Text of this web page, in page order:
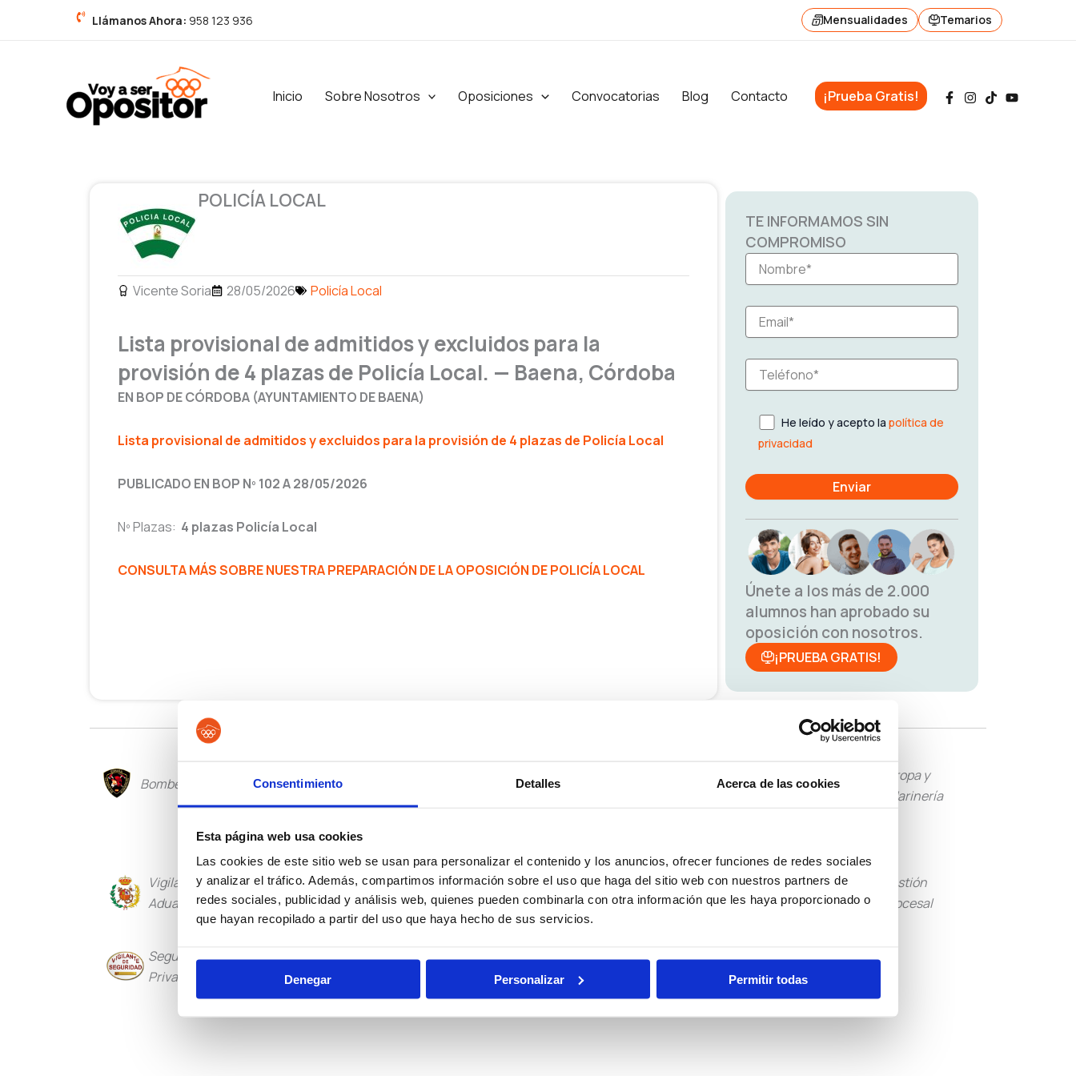
Consentimiento Detalles Acerca de las cookies
Esta página web usa cookies
Las cookies de este sitio web se usan para personalizar el contenido y los anuncios, ofrecer funciones de redes sociales
y analizar el tráfico. Además, compartimos información sobre el uso que haga del sitio web con nuestros partners de
redes sociales, publicidad y análisis web, quienes pueden combinarla con otra información que les haya proporcionado o
que hayan recopilado a partir del uso que haya hecho de sus servicios.
Denegar Personalizar Permitir todas
Llámanos Ahora: 958 123 936 Mensualidades Temarios
Inicio Sobre Nosotros Oposiciones Convocatorias Blog Contacto ¡Prueba Gratis!
POLICÍA LOCAL
Vicente Soria 28/05/2026 Policía Local
Lista provisional de admitidos y excluidos para la
provisión de 4 plazas de Policía Local. — Baena, Córdoba
EN BOP DE CÓRDOBA (AYUNTAMIENTO DE BAENA)
Lista provisional de admitidos y excluidos para la provisión de 4 plazas de Policía Local
PUBLICADO EN BOP Nº 102 A 28/05/2026
Nº Plazas: 4 plazas Policía Local
CONSULTA MÁS SOBRE NUESTRA PREPARACIÓN DE LA OPOSICIÓN DE POLICÍA LOCAL
TE INFORMAMOS SIN
COMPROMISO
He leído y acepto lapolítica de
privacidad
Únete a los más de 2.000
alumnos han aprobado su
oposición con nosotros.
¡PRUEBA GRATIS!
Bomberos Policía Local Guardia Civil
Tropa y
Marinería
Vigilancia
Aduanera
Instituciones
Penitenciarias
Oposiciones
de Justicia
Auxilio Judicial
Tramitación
Procesal
Gestión
Procesal
Seguridad
Privada
Guarda Rural
Pruebas
Becas
Otras
Convocatorias